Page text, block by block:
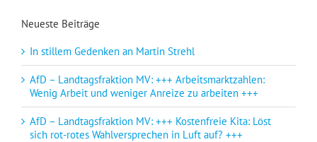
Neueste Beiträge
In stillem Gedenken an Martin Strehl
AfD – Landtagsfraktion MV: +++ Arbeitsmarktzahlen:
Wenig Arbeit und weniger Anreize zu arbeiten +++
AfD – Landtagsfraktion MV: +++ Kostenfreie Kita: Löst
sich rot-rotes Wahlversprechen in Luft auf? +++